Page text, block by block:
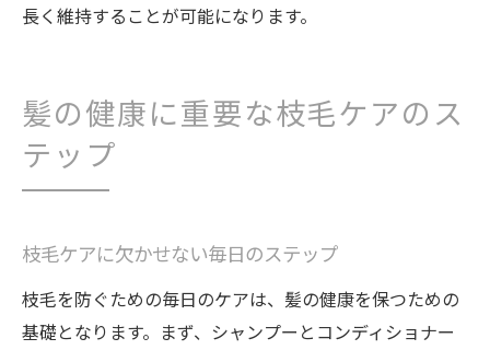
長く維持することが可能になります。
髪の健康に重要な枝毛ケアのス
テップ
枝毛ケアに欠かせない毎日のステップ
枝毛を防ぐための毎日のケアは、髪の健康を保つための
基礎となります。まず、シャンプーとコンディショナー